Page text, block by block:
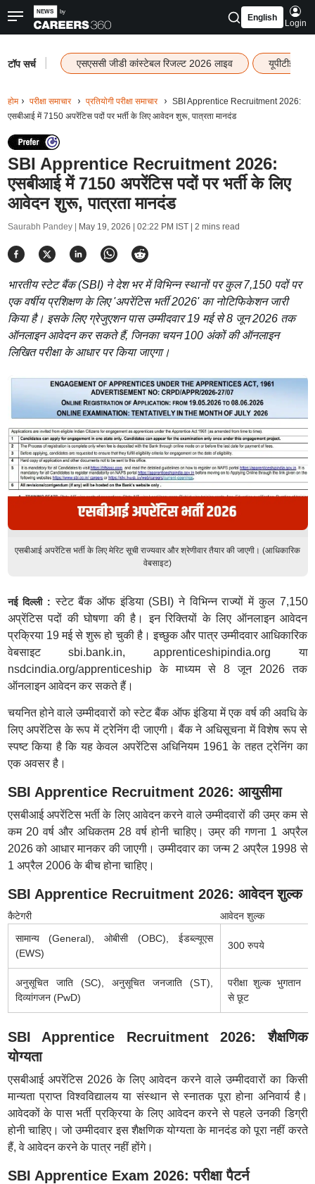
English
Login
टॉप सर्च एसएससी जीडी कांस्टेबल रिजल्ट 2026 लाइव यूपीटीईटी
होम परीक्षा समाचार प्रतियोगी परीक्षा समाचार
SBI Apprentice Recruitment 2026:
एसबीआई में 7150 अपरेंटिस पदों पर भर्ती के लिए आवेदन शुरू, पात्रता मानदंड
SBI Apprentice Recruitment 2026:
एसबीआई में 7150 अपरेंटिस पदों पर भर्ती के लिए
आवेदन शुरू, पात्रता मानदंड
Saurabh Pandey | May 19, 2026 | 02:22 PM IST| 2 mins read
भारतीय स्टेट बैंक (SBI) ने देश भर में विभिन्न स्थानों पर कुल 7,150 पदों पर
एक वर्षीय प्रशिक्षण के लिए 'अपरेंटिस भर्ती 2026' का नोटिफिकेशन जारी
किया है। इसके लिए ग्रेजुएशन पास उम्मीदवार 19 मई से 8 जून 2026 तक
ऑनलाइन आवेदन कर सकते हैं, जिनका चयन 100 अंकों की ऑनलाइन
लिखित परीक्षा के आधार पर किया जाएगा।
एसबीआई अपरेंटिस भर्ती के लिए मेरिट सूची राज्यवार और श्रेणीवार तैयार की जाएगी। (आधिकारिक
वेबसाइट)
नई दिल्ली :स्टेट बैंक ऑफ इंडिया (SBI) ने विभिन्न राज्यों में कुल 7,150
अप्रेंटिस पदों की घोषणा की है। इन रिक्तियों के लिए ऑनलाइन आवेदन
प्रक्रिया 19 मई से शुरू हो चुकी है। इच्छुक और पात्र उम्मीदवार आधिकारिक
वेबसाइट sbi.bank.in, apprenticeshipindia.org या
nsdcindia.org/apprenticeship के माध्यम से 8 जून 2026 तक
ऑनलाइन आवेदन कर सकते हैं।
चयनित होने वाले उम्मीदवारों को स्टेट बैंक ऑफ इंडिया में एक वर्ष की अवधि के
लिए अपरेंटिस के रूप में ट्रेनिंग दी जाएगी। बैंक ने अधिसूचना में विशेष रूप से
स्पष्ट किया है कि यह केवल अपरेंटिस अधिनियम 1961 के तहत ट्रेनिंग का
एक अवसर है।
SBI Apprentice Recruitment 2026: आयुसीमा
एसबीआई अपरेंटिस भर्ती के लिए आवेदन करने वाले उम्मीदवारों की उम्र कम से
कम 20 वर्ष और अधिकतम 28 वर्ष होनी चाहिए। उम्र की गणना 1 अप्रैल
2026 को आधार मानकर की जाएगी। उम्मीदवार का जन्म 2 अप्रैल 1998 से
1 अप्रैल 2006 के बीच होना चाहिए।
SBI Apprentice Recruitment 2026: आवेदन शुल्क
कैटेगरी
आवेदन शुल्क
सामान्य (General), ओबीसी (OBC), ईडब्ल्यूएस
(EWS)
300 रुपये
अनुसूचित जाति (SC), अनुसूचित जनजाति (ST),
दिव्यांगजन (PwD)
परीक्षा शुल्क भुगतान
से छूट
SBI Apprentice Recruitment 2026: शैक्षणिक
योग्यता
एसबीआई अपरेंटिस 2026 के लिए आवेदन करने वाले उम्मीदवारों का किसी
मान्यता प्राप्त विश्वविद्यालय या संस्थान से स्नातक पूरा होना अनिवार्य है।
आवेदकों के पास भर्ती प्रक्रिया के लिए आवेदन करने से पहले उनकी डिग्री
होनी चाहिए। जो उम्मीदवार इस शैक्षणिक योग्यता के मानदंड को पूरा नहीं करते
हैं, वे आवेदन करने के पात्र नहीं होंगे।
SBI Apprentice Exam 2026: परीक्षा पैटर्न